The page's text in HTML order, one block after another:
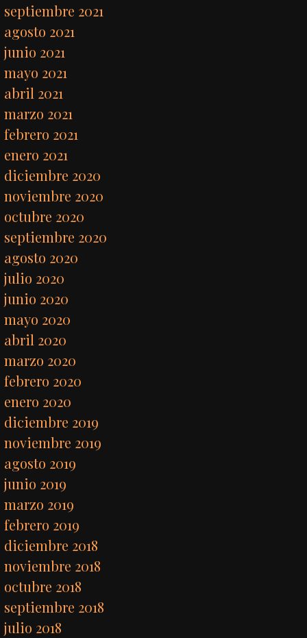
septiembre 2021
agosto 2021
junio 2021
mayo 2021
abril 2021
marzo 2021
febrero 2021
enero 2021
diciembre 2020
noviembre 2020
octubre 2020
septiembre 2020
agosto 2020
julio 2020
junio 2020
mayo 2020
abril 2020
marzo 2020
febrero 2020
enero 2020
diciembre 2019
noviembre 2019
agosto 2019
junio 2019
marzo 2019
febrero 2019
diciembre 2018
noviembre 2018
octubre 2018
septiembre 2018
julio 2018